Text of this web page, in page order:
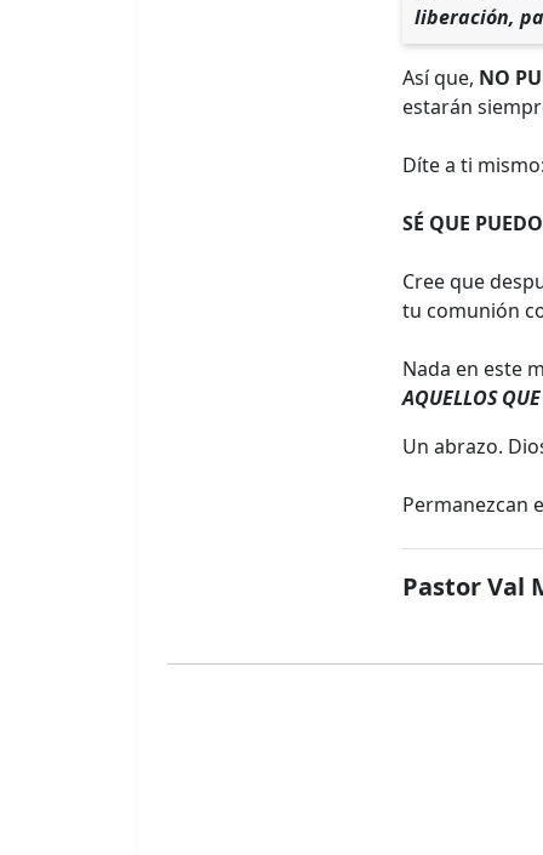
liberación,
Así que, NO
estarán
Díte a ti mismo:
SÉ QUE
Cree que
tu comunión
Nada en este
AQUELLOS
Un abrazo.
Permanezcan
Pastor Val